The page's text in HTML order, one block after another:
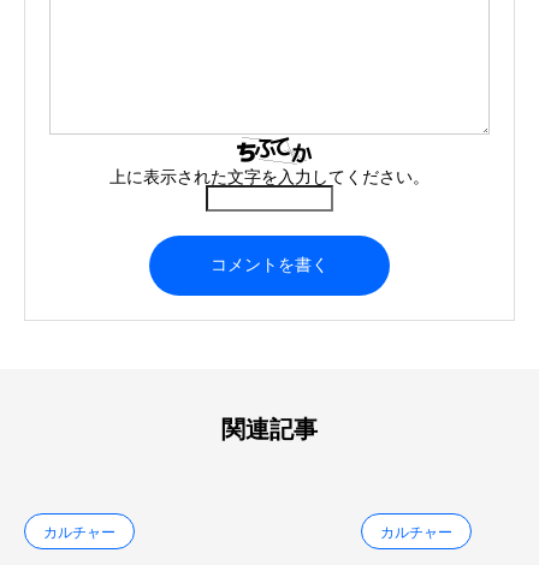
上に表示された文字を入力してください。
関連記事
カルチャー カルチャー